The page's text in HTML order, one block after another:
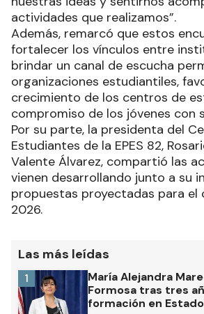
actividades que realizamos”.
Además, remarcó que estos
fortalecer los vínculos entre
brindar un canal de escucha
organizaciones estudiantiles,
crecimiento de los centros de
compromiso de los jóvenes con
Por su parte, la presidenta del
Estudiantes de la EPES 82,
Valente Álvarez, compartió las
vienen desarrollando junto a su
propuestas proyectadas para el
2026.
Las más leídas
María Alejandra
Formosa tras tres
formación en
1